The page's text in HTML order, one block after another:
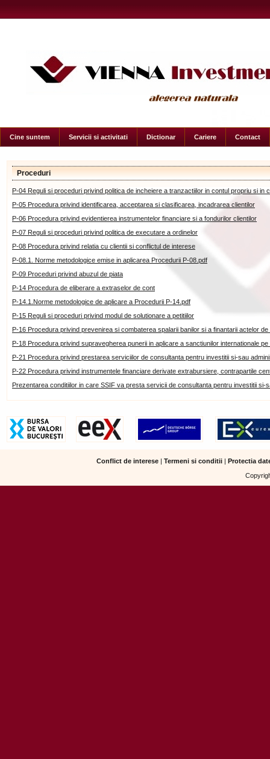
Cine suntem Servicii si activitati Dictionar Cariere Contact
Proceduri
P-04 Reguli si proceduri privind politica de incheiere a tranzactiilor in contul propriu si
P-05 Procedura privind identificarea, acceptarea si clasificarea, incadrarea clientilor
P-06 Procedura privind evidentierea instrumentelor financiare si a fondurilor clientilor
P-07 Reguli si proceduri privind politica de executare a ordinelor
P-08 Procedura privind relatia cu clientii si conflictul de interese
P-08.1. Norme metodologice emise in aplicarea Procedurii P-08.pdf
P-09 Proceduri privind abuzul de piata
P-14 Procedura de eliberare a extraselor de cont
P-14.1.Norme metodologice de aplicare a Procedurii P-14.pdf
P-15 Reguli si proceduri privind modul de solutionare a petitiilor
P-16 Procedura privind prevenirea si combaterea spalarii banilor si a finantarii actelor
P-18 Procedura privind supravegherea punerii in aplicare a sanctiunilor internationale pe
P-21 Procedura privind prestarea serviciilor de consultanta pentru investitii si-sau
P-22 Procedura privind instrumentele financiare derivate extrabursiere, contrapartile
Prezentarea conditiilor in care SSIF va presta servicii de consultanta pentru investitii si-
Conflict de interese| Termeni si conditii| Protectia